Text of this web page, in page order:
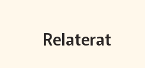
Relaterat